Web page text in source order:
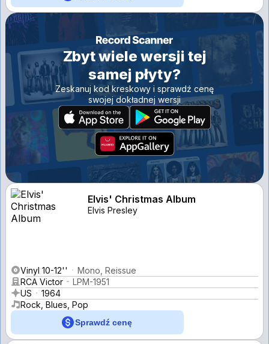
Zbyt wiele wersji tej
samej płyty?
Zeskanuj kod kreskowy i sprawdź cenę
swojej dokładnej wersji
Elvis' Christmas Album
Elvis Presley
Vinyl 10-12''
Mono, Reissue
RCA Victor
LPM-1951
US
1964
Rock, Blues, Pop
Sprawdź cenę